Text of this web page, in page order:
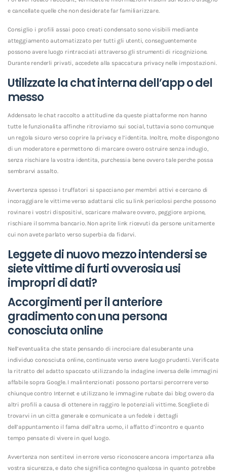
e cancellate quelle che non desiderate far familiarizzare.
Consiglio i profili assai poco creati condensato sono visibili mediante
atteggiamento automatizzato per tutti gli utenti, conseguentemente
possono avere luogo rintracciati attraverso gli strumenti di ricognizione.
Durante renderli privati, accedete alla spaccatura privacy nelle impostazioni.
Utilizzate la chat interna dell’app o del
messo
Addensato le chat raccolto a attitudine da queste piattaforme non hanno
tutte le funzionalita affinche ritroviamo sui social, tuttavia sono comunque
un regola sicuro verso coprire la privacy e l’identita. Inoltre, molte dispongono
di un moderatore e permettono di marcare ovvero ostruire senza indugio,
senza rischiare la vostra identita, purchessia bene ovvero tale perche possa
sembrarvi assalto.
Avvertenza spesso i truffatori si spacciano per membri attivi e cercano di
incoraggiare le vittime verso adattarsi clic su link pericolosi perche possono
rovinare i vostri dispositivi, scaricare malware ovvero, peggiore arpione,
rischiare il somma bancario. Non aprite link ricevuti da persone unitamente
cui non avete parlato verso superbia da fidarvi.
Leggete di nuovo mezzo intendersi se
siete vittime di furti ovverosia usi
impropri di dati?
Accorgimenti per il anteriore
gradimento con una persona
conosciuta online
Nell’eventualita che state pensando di incrociare dal esuberante una
individuo conosciuta online, continuate verso avere luogo prudenti. Verificate
la ritratto del adatto spaccato utilizzando la indagine inversa delle immagini
affabile sopra Google. I malintenzionati possono portarsi percorrere verso
chiunque contro Internet e utilizzano le immagine rubate dai blog ovvero da
altri profili a causa di ottenere in raggiro le potenziali vittime. Scegliete di
trovarvi in un citta generale e comunicate a un fedele i dettagli
dell’appuntamento il fama dell’altra uomo, il affatto d’incontro e quanto
tempo pensate di vivere in quel luogo.
Avvertenza non sentitevi in errore verso riconoscere ancora importanza alla
vostra sicurezza, e dato che significa contegno qualcosa in quanto potrebbe